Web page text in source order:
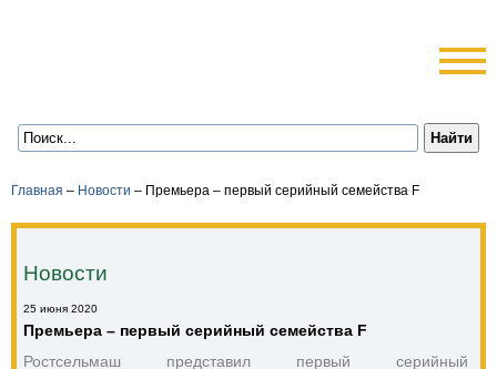
Главная – Новости – Премьера – первый серийный семейства F
Новости
25 июня 2020
Премьера – первый серийный семейства F
Ростсельмаш представил первый серийный